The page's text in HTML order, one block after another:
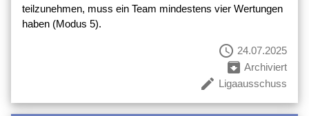
teilzunehmen, muss ein Team mindestens vier Wertungen
haben (Modus 5).
schedule 24.07.2025
archive Archiviert
create Ligaausschuss